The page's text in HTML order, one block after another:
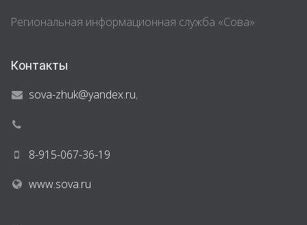
Региональная информационная служба «Сова»
Контакты
sova-zhuk@yandex.ru,
8-915-067-36-19
www.sova.ru